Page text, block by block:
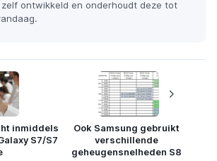
ontwikkeld en onderhoudt deze tot
inmiddels
S7/S7
Ook Samsung gebruikt
verschillende
geheugensnelheden S8